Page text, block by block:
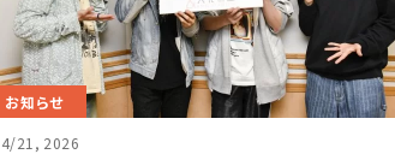
お知らせ
4/21, 2026